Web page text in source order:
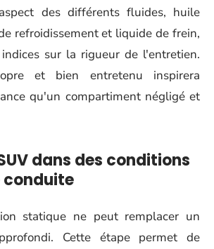
des différents fluides, huile
refroidissement et liquide de frein,
sur la rigueur de l'entretien.
et bien entretenu inspirera
qu'un compartiment négligé et
dans des conditions
conduite
statique ne peut remplacer un
Cette étape permet de